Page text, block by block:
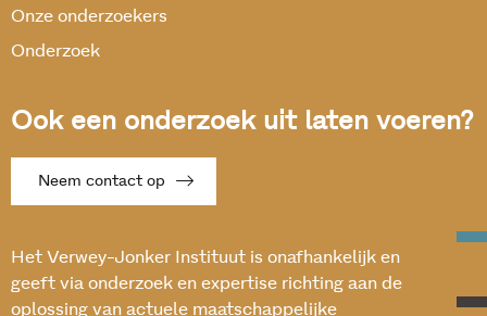
Onze onderzoekers
Onderzoek
Ook een onderzoek uit laten voeren?
Neem contact op
Het Verwey-Jonker Instituut is onafhankelijk en
geeft via onderzoek en expertise richting aan de
oplossing van actuele maatschappelijke